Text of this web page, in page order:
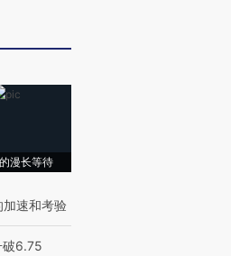
漫长等待
速和考验
破6.75